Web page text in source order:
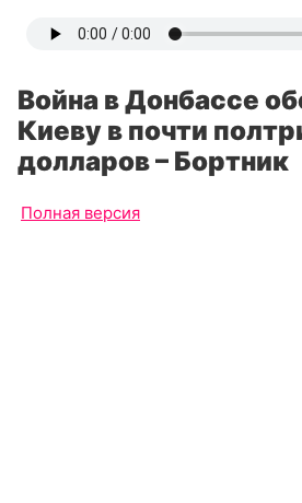
Война в Донбассе
Киеву в почти
долларов – Бортник
Полная версия